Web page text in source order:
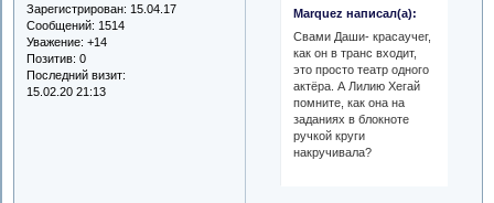
Зарегистрирован: 15.04.17
Сообщений: 1514
Уважение: +14
Позитив: 0
Последний визит:
15.02.20 21:13
Marquez написал(а):
Свами Даши- красаучег,
как он в транс входит,
это просто театр одного
актёра. А Лилию Хегай
помните, как она на
заданиях в блокноте
ручкой круги
накручивала?